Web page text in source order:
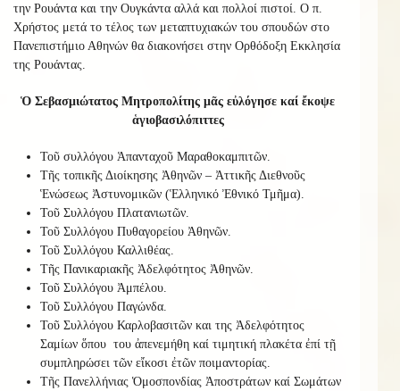
την Ρουάντα και την Ουγκάντα αλλά και πολλοί πιστοί. Ο π.
Χρήστος μετά το τέλος των μεταπτυχιακών του σπουδών στο
Πανεπιστήμιο Αθηνών θα διακονήσει στην Ορθόδοξη Εκκλησία
της Ρουάντας.
Ὁ Σεβασμιώτατος Μητροπολίτης μᾶς εὐλόγησε καί ἔκοψε
ἁγιοβασιλόπιττες
Τοῦ συλλόγου Ἁπανταχοῦ Μαραθοκαμπιτῶν.
Τῆς τοπικῆς Διοίκησης Ἀθηνῶν – Ἀττικῆς Διεθνοῦς
Ἑνώσεως Ἀστυνομικῶν (Ἑλληνικό Ἐθνικό Τμῆμα).
Τοῦ Συλλόγου Πλατανιωτῶν.
Τοῦ Συλλόγου Πυθαγορείου Ἀθηνῶν.
Τοῦ Συλλόγου Καλλιθέας.
Τῆς Πανικαριακῆς Ἀδελφότητος Ἀθηνῶν.
Τοῦ Συλλόγου Ἀμπέλου.
Τοῦ Συλλόγου Παγώνδα.
Τοῦ Συλλόγου Καρλοβασιτῶν και της Ἀδελφότητος
Σαμίων ὅπου του ἀπενεμήθη καί τιμητική πλακέτα ἐπί τῇ
συμπληρώσει τῶν εἴκοσι ἐτῶν ποιμαντορίας.
Τῆς Πανελλήνιας Ὁμοσπονδίας Ἀποστράτων καί Σωμάτων